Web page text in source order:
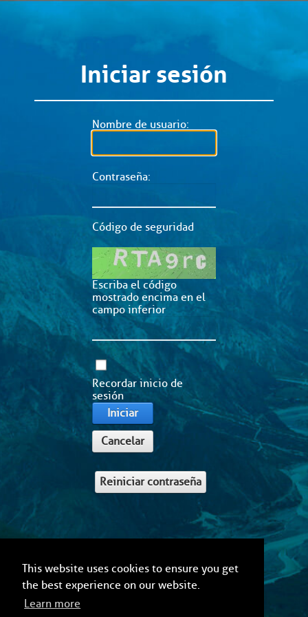
This website uses cookies to ensure you get
the best experience on our website.
Learn more
Iniciar sesión
Nombre de usuario:
Contraseña:
Código de seguridad
Escriba el código
mostrado encima en el
campo inferior
Recordar inicio de
sesión
Iniciar
Cancelar
Reiniciar contraseña